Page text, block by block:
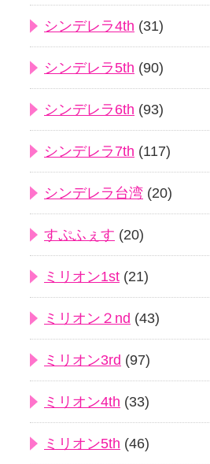
シンデレラ4th (31)
シンデレラ5th (90)
シンデレラ6th (93)
シンデレラ7th (117)
シンデレラ台湾 (20)
すぷふぇす (20)
ミリオン1st (21)
ミリオン２nd (43)
ミリオン3rd (97)
ミリオン4th (33)
ミリオン5th (46)